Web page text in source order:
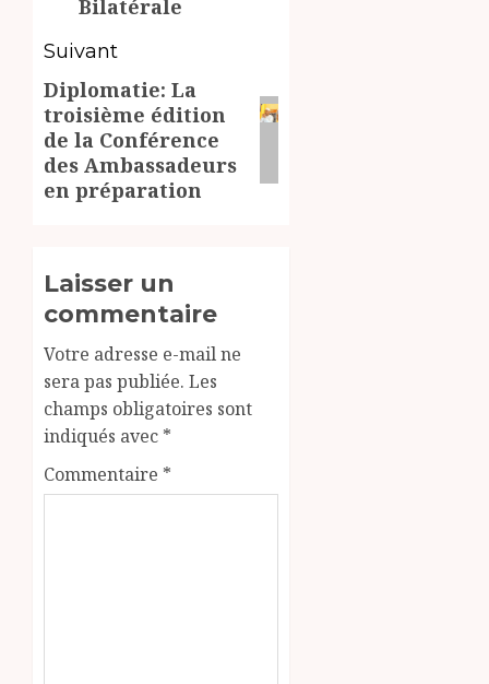
Bilatérale
Suivant
Article
suivant:
Diplomatie: La
troisième édition
de la Conférence
des Ambassadeurs
en préparation
Laisser un
commentaire
Votre adresse e-mail ne
sera pas publiée. Les
champs obligatoires sont
indiqués avec *
Commentaire *